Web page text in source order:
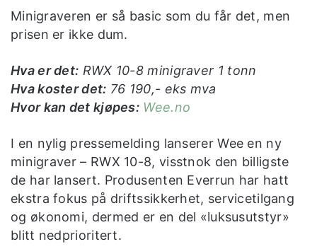
Minigraveren er så basic som du får det, men
prisen er ikke dum.
Hva er det: RWX 10-8 minigraver 1 tonn
Hva koster det: 76 190,- eks mva
Hvor kan det kjøpes: Wee.no
I en nylig pressemelding lanserer Wee en ny
minigraver – RWX 10-8, visstnok den billigste
de har lansert. Produsenten Everrun har hatt
ekstra fokus på driftssikkerhet, servicetilgang
og økonomi, dermed er en del «luksusutstyr»
blitt nedprioritert.